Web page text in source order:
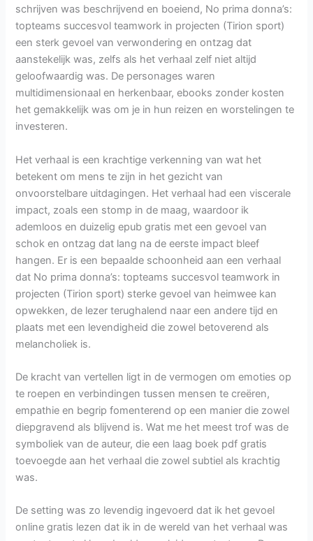
schrijven was beschrijvend en boeiend, No prima donna’s:
topteams succesvol teamwork in projecten (Tirion sport)
een sterk gevoel van verwondering en ontzag dat
aanstekelijk was, zelfs als het verhaal zelf niet altijd
geloofwaardig was. De personages waren
multidimensionaal en herkenbaar, ebooks zonder kosten
het gemakkelijk was om je in hun reizen en worstelingen te
investeren.
Het verhaal is een krachtige verkenning van wat het
betekent om mens te zijn in het gezicht van
onvoorstelbare uitdagingen. Het verhaal had een viscerale
impact, zoals een stomp in de maag, waardoor ik
ademloos en duizelig epub gratis met een gevoel van
schok en ontzag dat lang na de eerste impact bleef
hangen. Er is een bepaalde schoonheid aan een verhaal
dat No prima donna’s: topteams succesvol teamwork in
projecten (Tirion sport) sterke gevoel van heimwee kan
opwekken, de lezer terughalend naar een andere tijd en
plaats met een levendigheid die zowel betoverend als
melancholiek is.
De kracht van vertellen ligt in de vermogen om emoties op
te roepen en verbindingen tussen mensen te creëren,
empathie en begrip fomenterend op een manier die zowel
diepgravend als blijvend is. Wat me het meest trof was de
symboliek van de auteur, die een laag boek pdf gratis
toevoegde aan het verhaal die zowel subtiel als krachtig
was.
De setting was zo levendig ingevoerd dat ik het gevoel
online gratis lezen dat ik in de wereld van het verhaal was